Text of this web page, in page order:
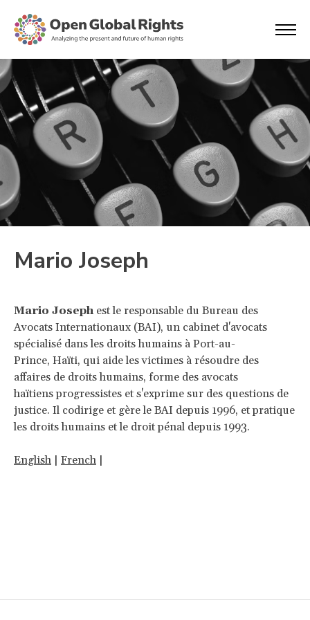
Mario Joseph
Mario Josephest le responsable du Bureau des
Avocats Internationaux (BAI), un cabinet d'avocats
spécialisé dans les droits humains à Port-au-
Prince, Haïti, qui aide les victimes à résoudre des
affaires de droits humains, forme des avocats
haïtiens progressistes et s'exprime sur des questions de
justice. Il codirige et gère le BAI depuis 1996, et pratique
les droits humains et le droit pénal depuis 1993.
English | French |